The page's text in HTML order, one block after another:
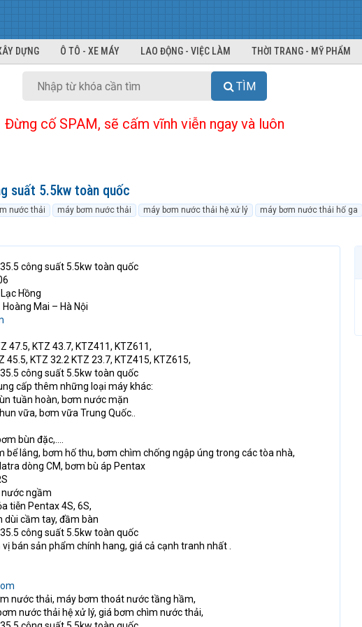
DỰNG Ô TÔ - XE MÁY LAO ĐỘNG - VIỆC LÀM THỜI TRANG - MỸ PHẨM
TÌM
Đừng cố SPAM, sẽ cấm vĩnh viễn ngay và luôn
suất 5.5kw toàn quốc
nước thải máy bơm nước thải máy bơm nước thải hệ xử lý máy bơm nước thải hố ga
công suất 5.5kw toàn quốc
Hồng
Mai – Hà Nội
47.5, KTZ 43.7, KTZ411, KTZ611,
45.5, KTZ 32.2 KTZ 23.7, KTZ415, KTZ615,
công suất 5.5kw toàn quốc
cấp thêm những loại máy khác:
tuần hoàn, bơm nước mặn
vữa, bơm vữa Trung Quốc..
bùn đặc,....
lắng, bơm hố thu, bơm chìm chống ngập úng trong các tòa nhà,
dòng CM, bơm bù áp Pentax
ngầm
tiễn Pentax 4S, 6S,
dùi cầm tay, đầm bàn
công suất 5.5kw toàn quốc
bán sản phẩm chính hang, giá cả cạnh tranh nhất .
nước thải, máy bơm thoát nước tầng hầm,
nước thải hệ xử lý, giá bơm chìm nước thải,